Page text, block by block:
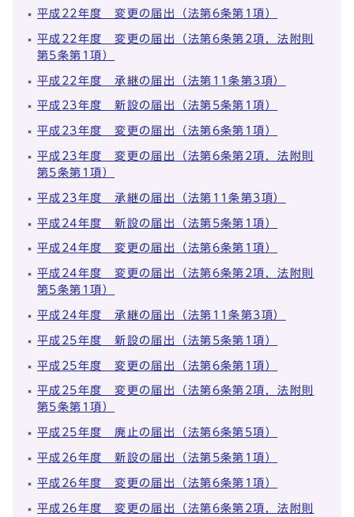
平成22年度 変更の届出（法第6条第1項）
平成22年度 変更の届出（法第6条第2項，法附則
第5条第1項）
平成22年度 承継の届出（法第11条第3項）
平成23年度 新設の届出（法第5条第1項）
平成23年度 変更の届出（法第6条第1項）
平成23年度 変更の届出（法第6条第2項，法附則
第5条第1項）
平成23年度 承継の届出（法第11条第3項）
平成24年度 新設の届出（法第5条第1項）
平成24年度 変更の届出（法第6条第1項）
平成24年度 変更の届出（法第6条第2項，法附則
第5条第1項）
平成24年度 承継の届出（法第11条第3項）
平成25年度 新設の届出（法第5条第1項）
平成25年度 変更の届出（法第6条第1項）
平成25年度 変更の届出（法第6条第2項，法附則
第5条第1項）
平成25年度 廃止の届出（法第6条第5項）
平成26年度 新設の届出（法第5条第1項）
平成26年度 変更の届出（法第6条第1項）
平成26年度 変更の届出（法第6条第2項，法附則